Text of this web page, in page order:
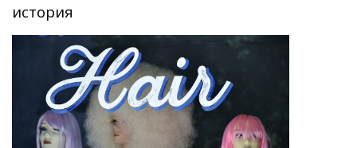
история